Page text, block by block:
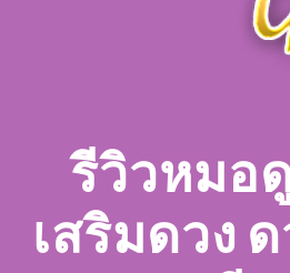
รีวิวหมอ
เสริมดวง